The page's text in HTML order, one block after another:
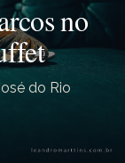
no
do Rio